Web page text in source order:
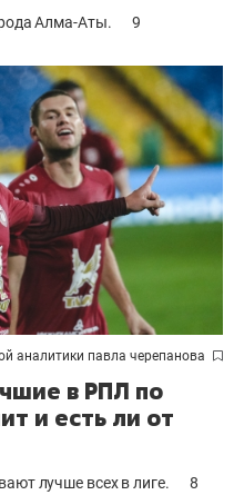
Алма-Аты. 9
аналитики павла черепанова
в РПЛ по
и есть ли от
лучше всех в лиге. 8